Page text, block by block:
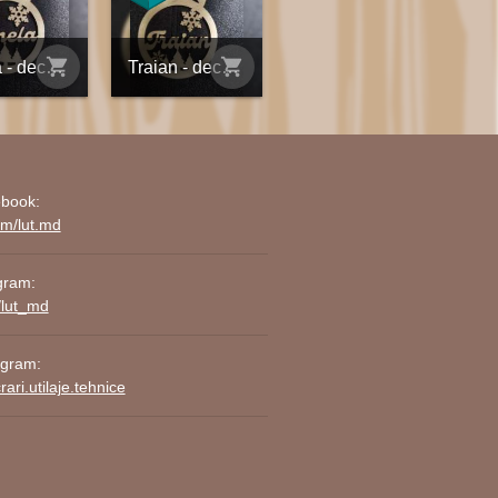
Ionela - decorațiune din placaj personalizată
shopping_cart Traian - decorațiune din placaj personalizată
shopping_cart
lut.md